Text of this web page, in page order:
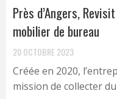
Près d’Angers,
mobilier de bureau
20 OCTOBRE 2023
Créée en 2020,
mission de collecter du